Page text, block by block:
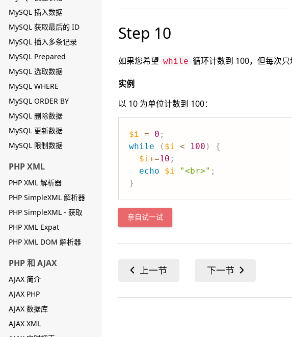
MySQL 插入数据
MySQL 获取最后的 ID
MySQL 插入多条记录
MySQL Prepared
MySQL 选取数据
MySQL WHERE
MySQL ORDER BY
MySQL 删除数据
MySQL 更新数据
MySQL 限制数据
PHP XML
PHP XML 解析器
PHP SimpleXML 解析器
PHP SimpleXML - 获取
PHP XML Expat
PHP XML DOM 解析器
PHP 和 AJAX
AJAX 简介
AJAX PHP
AJAX 数据库
AJAX XML
Step 10
如果您希望 while 循环计数到 100，但每次
实例
以 10 为单位计数到 100：
$i = 0 ;
while
( $i < 100 )
{
$i+=10 ;
echo
$i "<br>" ;
}
亲自试一试